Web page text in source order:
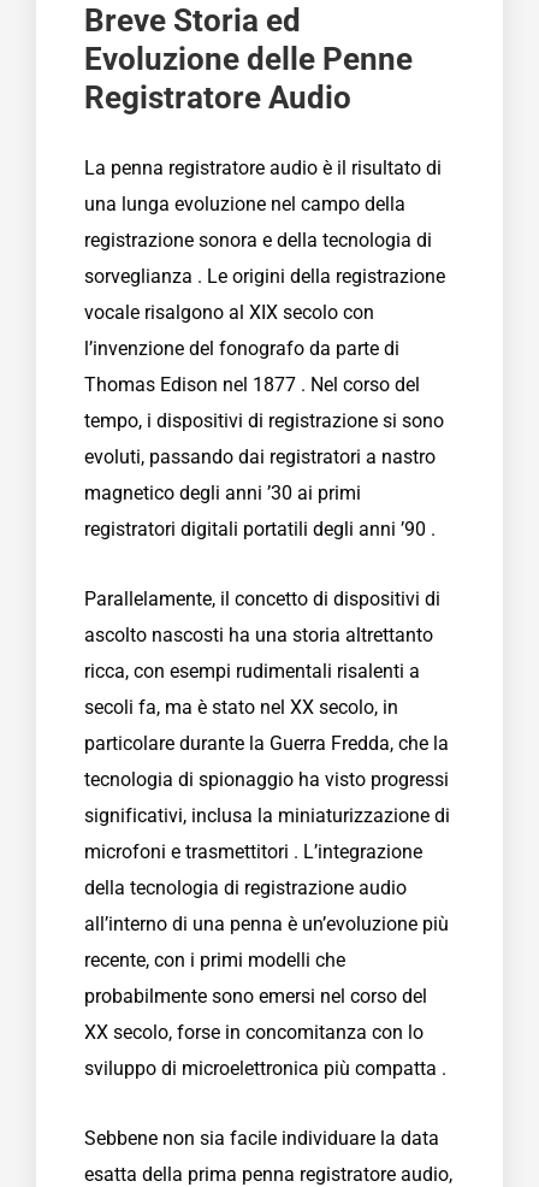
Breve Storia ed
Evoluzione delle Penne
Registratore Audio
La penna registratore audio è il risultato di
una lunga evoluzione nel campo della
registrazione sonora e della tecnologia di
sorveglianza . Le origini della registrazione
vocale risalgono al XIX secolo con
l’invenzione del fonografo da parte di
Thomas Edison nel 1877 . Nel corso del
tempo, i dispositivi di registrazione si sono
evoluti, passando dai registratori a nastro
magnetico degli anni ’30 ai primi
registratori digitali portatili degli anni ’90 .
Parallelamente, il concetto di dispositivi di
ascolto nascosti ha una storia altrettanto
ricca, con esempi rudimentali risalenti a
secoli fa, ma è stato nel XX secolo, in
particolare durante la Guerra Fredda, che la
tecnologia di spionaggio ha visto progressi
significativi, inclusa la miniaturizzazione di
microfoni e trasmettitori . L’integrazione
della tecnologia di registrazione audio
all’interno di una penna è un’evoluzione più
recente, con i primi modelli che
probabilmente sono emersi nel corso del
XX secolo, forse in concomitanza con lo
sviluppo di microelettronica più compatta .
Sebbene non sia facile individuare la data
esatta della prima penna registratore audio,